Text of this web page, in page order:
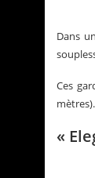
Dans
Ces
mètres).
«